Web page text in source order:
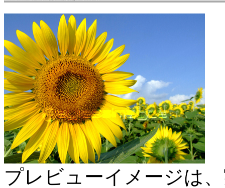
プレビューイメージは